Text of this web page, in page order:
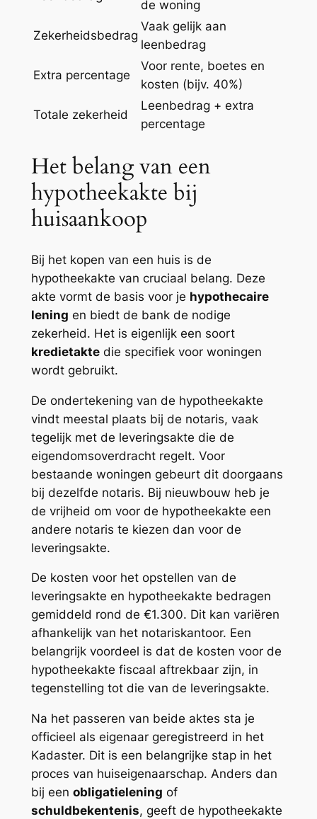
de woning
Zekerheidsbedrag
Vaak gelijk aan
leenbedrag
Extra percentage
Voor rente, boetes en
kosten (bijv. 40%)
Totale zekerheid
Leenbedrag + extra
percentage
Het belang van een
hypotheekakte bij
huisaankoop
Bij het kopen van een huis is de
hypotheekakte van cruciaal belang. Deze
akte vormt de basis voor je hypothecaire
lening en biedt de bank de nodige
zekerheid. Het is eigenlijk een soort
kredietaktedie specifiek voor woningen
wordt gebruikt.
De ondertekening van de hypotheekakte
vindt meestal plaats bij de notaris, vaak
tegelijk met de leveringsakte die de
eigendomsoverdracht regelt. Voor
bestaande woningen gebeurt dit doorgaans
bij dezelfde notaris. Bij nieuwbouw heb je
de vrijheid om voor de hypotheekakte een
andere notaris te kiezen dan voor de
leveringsakte.
De kosten voor het opstellen van de
leveringsakte en hypotheekakte bedragen
gemiddeld rond de €1.300. Dit kan variëren
afhankelijk van het notariskantoor. Een
belangrijk voordeel is dat de kosten voor de
hypotheekakte fiscaal aftrekbaar zijn, in
tegenstelling tot die van de leveringsakte.
Na het passeren van beide aktes sta je
officieel als eigenaar geregistreerd in het
Kadaster. Dit is een belangrijke stap in het
proces van huiseigenaarschap. Anders dan
bij een obligatielening of
schuldbekentenis, geeft de hypotheekakte